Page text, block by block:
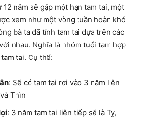
12 năm sẽ gặp một hạn tam tai, một
xem như một vòng tuần hoàn khó
bà ta đã tính tam tai dựa trên các
nhau. Nghĩa là nhóm tuổi tam hợp
tai. Cụ thể:
: Sẽ có tam tai rơi vào 3 năm liên
Thìn
: 3 năm tam tai liên tiếp sẽ là Tỵ,